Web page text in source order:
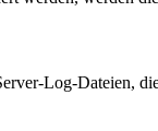
Log-Dateien,